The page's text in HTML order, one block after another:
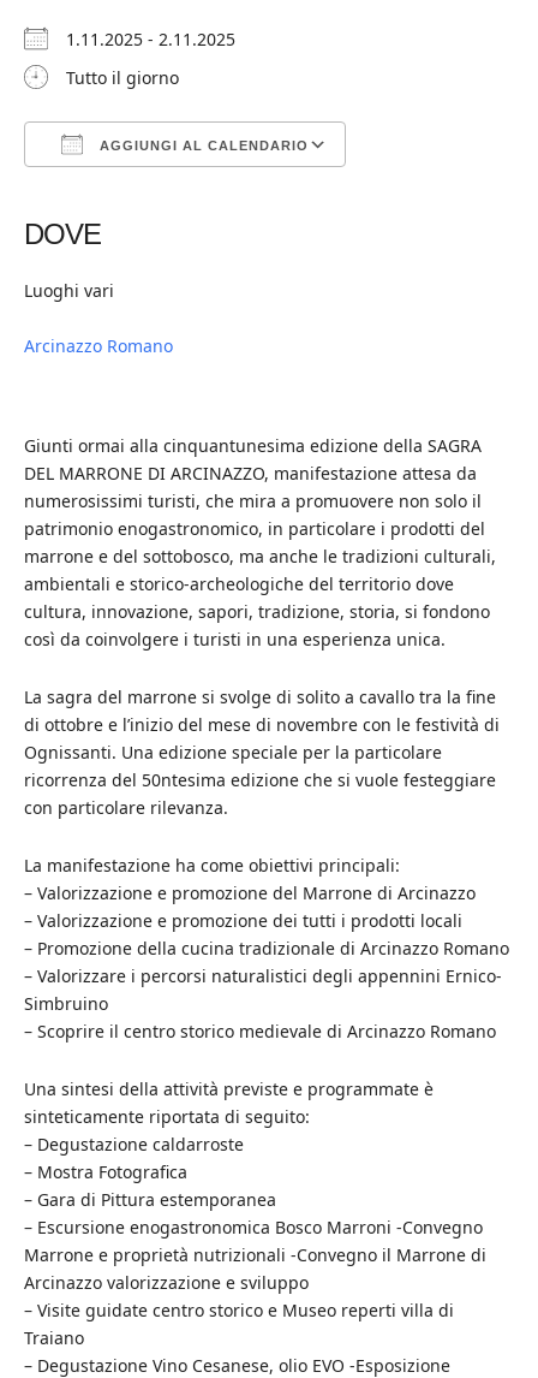
1.11.2025 - 2.11.2025
Tutto il giorno
AGGIUNGI AL CALENDARIO
DOVE
Luoghi vari
Arcinazzo Romano
Giunti ormai alla cinquantunesima edizione della SAGRA
DEL MARRONE DI ARCINAZZO, manifestazione attesa da
numerosissimi turisti, che mira a promuovere non solo il
patrimonio enogastronomico, in particolare i prodotti del
marrone e del sottobosco, ma anche le tradizioni culturali,
ambientali e storico-archeologiche del territorio dove
cultura, innovazione, sapori, tradizione, storia, si fondono
così da coinvolgere i turisti in una esperienza unica.
La sagra del marrone si svolge di solito a cavallo tra la fine
di ottobre e l’inizio del mese di novembre con le festività di
Ognissanti. Una edizione speciale per la particolare
ricorrenza del 50ntesima edizione che si vuole festeggiare
con particolare rilevanza.
La manifestazione ha come obiettivi principali:
– Valorizzazione e promozione del Marrone di Arcinazzo
– Valorizzazione e promozione dei tutti i prodotti locali
– Promozione della cucina tradizionale di Arcinazzo Romano
– Valorizzare i percorsi naturalistici degli appennini Ernico-
Simbruino
– Scoprire il centro storico medievale di Arcinazzo Romano
Una sintesi della attività previste e programmate è
sinteticamente riportata di seguito:
– Degustazione caldarroste
– Mostra Fotografica
– Gara di Pittura estemporanea
– Escursione enogastronomica Bosco Marroni -Convegno
Marrone e proprietà nutrizionali -Convegno il Marrone di
Arcinazzo valorizzazione e sviluppo
– Visite guidate centro storico e Museo reperti villa di
Traiano
– Degustazione Vino Cesanese, olio EVO -Esposizione